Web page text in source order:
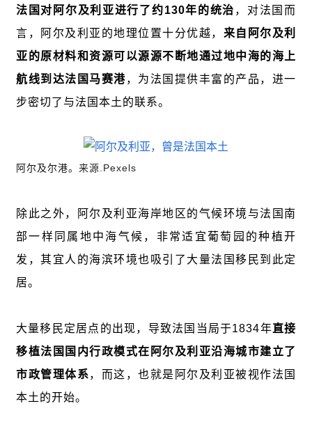
法国对阿尔及利亚进行了约130年的统治 ，对法国而
言，阿尔及利亚的地理位置十分优越， 来自阿尔及利
亚的原材料和资源可以源源不断地通过地中海的海上
航线到达法国马赛港，为法国提供丰富的产品，进一
步密切了与法国本土的联系。
阿尔及尔港。 来源.Pexels
除此之外，阿尔及利亚海岸地区的气候环境与法国南
部一样同属地中海气候，非常适宜葡萄园的种植开
发，其宜人的海滨环境也吸引了大量法国移民到此定
居。
大量移民定居点的出现，导致法国当局于1834年直接
移植法国国内行政模式在阿尔及利亚沿海城市建立了
市政管理体系，而这，也就是阿尔及利亚被视作法国
本土的开始。